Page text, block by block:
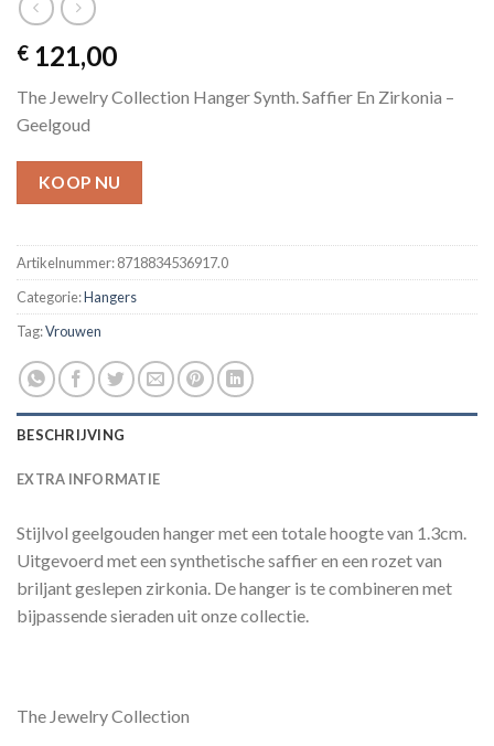
€ 121,00
The Jewelry Collection Hanger Synth. Saffier En Zirkonia –
Geelgoud
KOOP NU
Artikelnummer:8718834536917.0
Categorie:Hangers
Tag:Vrouwen
BESCHRIJVING
EXTRA INFORMATIE
Stijlvol geelgouden hanger met een totale hoogte van 1.3cm.
Uitgevoerd met een synthetische saffier en een rozet van
briljant geslepen zirkonia. De hanger is te combineren met
bijpassende sieraden uit onze collectie.
The Jewelry Collection